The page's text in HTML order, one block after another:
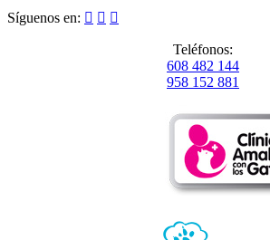
Síguenos en:   
Teléfonos:
608 482 144
958 152 881